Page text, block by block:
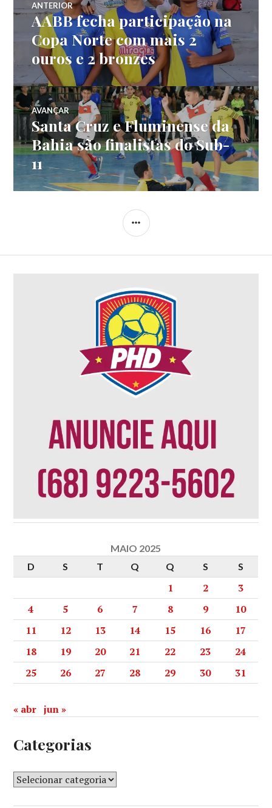
ANTERIOR
AABB fecha participação na
Copa Norte com mais 2
ouros e 2 bronzes
AVANÇAR
Santa Cruz e Fluminense da
Bahia são finalistas do Sub-
11
MAIO 2025
D
S T Q Q S S
1 2
3
4
5 6 7 8 9
10
11
12 13 14 15 16
17
18
19 20 21 22 23
24
25
26 27 28 29 30 31
« abr jun »
Categorias